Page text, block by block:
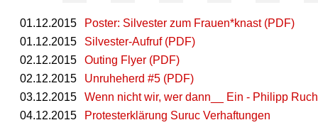
01.12.2015
Poster: Silvester zum Frauen*knast (PDF)
01.12.2015
Silvester-Aufruf (PDF)
02.12.2015
Outing Flyer (PDF)
02.12.2015
Unruheherd #5 (PDF)
03.12.2015
Wenn nicht wir, wer dann__ Ein - Philipp
04.12.2015
Protesterklärung Suruc Verhaftungen